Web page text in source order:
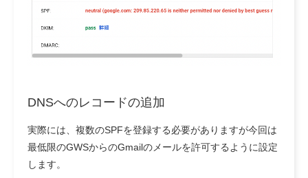
DNSへのレコードの追加
実際には、複数のSPFを登録する必要がありますが今回は
最低限のGWSからのGmailのメールを許可するように設定
します。